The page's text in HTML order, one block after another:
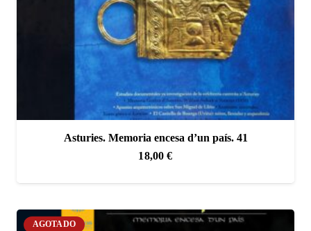
Asturies. Memoria encesa d’un país. 41
18,00€
AGOTADO